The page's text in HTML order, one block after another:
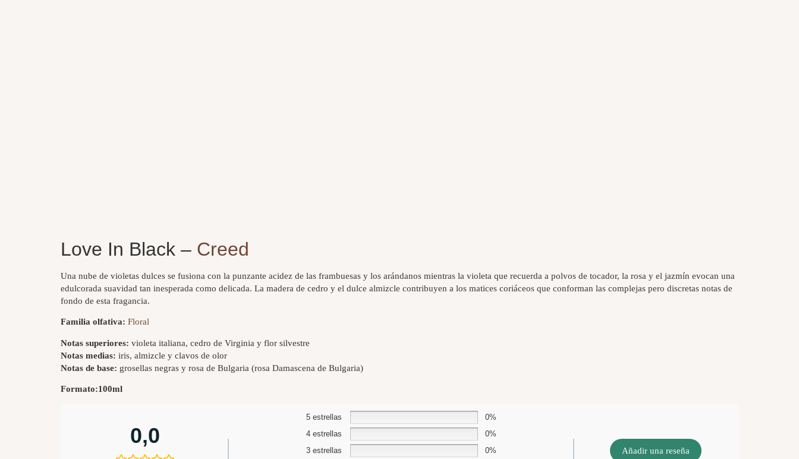
Love In Black – Creed
Una nube de violetas dulces se fusiona con la punzante acidez de las frambuesas y los arándanos mientras la violeta que recuerda a polvos de tocador, la rosa y el jazmín evocan una
edulcorada suavidad tan inesperada como delicada. La madera de cedro y el dulce almizcle contribuyen a los matices coriáceos que conforman las complejas pero discretas notas de
fondo de esta fragancia.
Familia olfativa: Floral
Notas superiores: violeta italiana, cedro de Virginia y flor silvestre
Notas medias: iris, almizcle y clavos de olor
Notas de base: grosellas negras y rosa de Bulgaria (rosa Damascena de Bulgaria)
Formato:100ml
0,0
5 estrellas
0%
4 estrellas
0%
3 estrellas
0%
Añadir una reseña